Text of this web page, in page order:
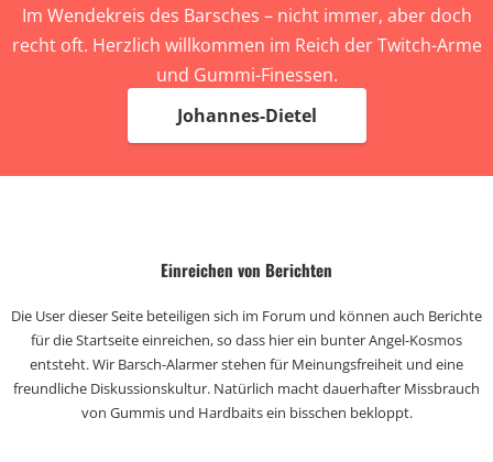
Im Wendekreis des Barsches – nicht immer, aber doch
recht oft. Herzlich willkommen im Reich der Twitch-Arme
und Gummi-Finessen.
Johannes-Dietel
Einreichen von Berichten
Die User dieser Seite beteiligen sich im Forum und können auch Berichte
für die Startseite einreichen, so dass hier ein bunter Angel-Kosmos
entsteht. Wir Barsch-Alarmer stehen für Meinungsfreiheit und eine
freundliche Diskussionskultur. Natürlich macht dauerhafter Missbrauch
von Gummis und Hardbaits ein bisschen bekloppt.